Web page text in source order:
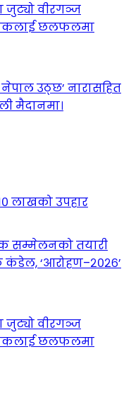
जुट्यो वीरगञ्ज
छलफलमा
नेपाल उठ्छ’ नारासहित
मैदानमा।
लाखको उपहार
सम्मेलनको तयारी
‘आरोहण–२०२६’
जुट्यो वीरगञ्ज
छलफलमा